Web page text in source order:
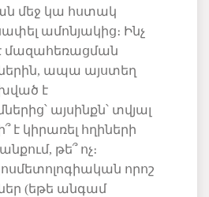
մեջ կա հստակ
ամոնյակից։ Ինչ
մազահեռացման
, ապա այստեղ
է
այսինքն՝ տվյալ
է կիրառել հղիների
, թե՞ ոչ։
որոշ
(եթե անգամ